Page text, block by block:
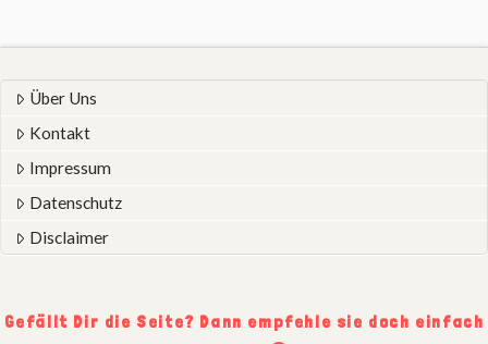
Über Uns
Kontakt
Impressum
Datenschutz
Disclaimer
Gefällt Dir die Seite? Dann empfehle sie doch einfach